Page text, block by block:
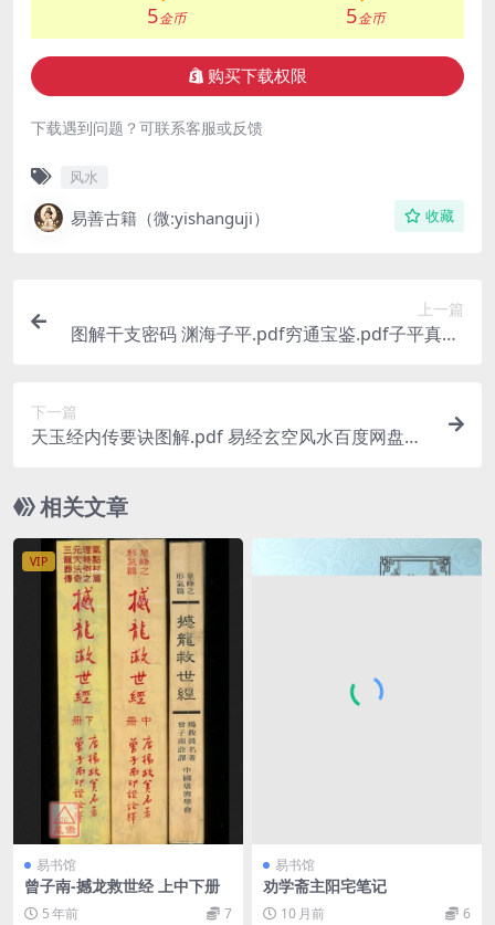
5金币 5金币
购买下载权限
下载遇到问题？可联系客服或反馈
风水
易善古籍（微:yishanguji） 收藏
上一篇
图解干支密码 渊海子平.pdf穷通宝鉴.pdf子平真诠.
下一篇
天玉经内传要诀图解.pdf 易经玄空风水百度网盘下
相关文章
VIP
易书馆
曾子南-撼龙救世经 上中下册
5 年前 7
易书馆
劝学斋主阳宅笔记
10 月前 6